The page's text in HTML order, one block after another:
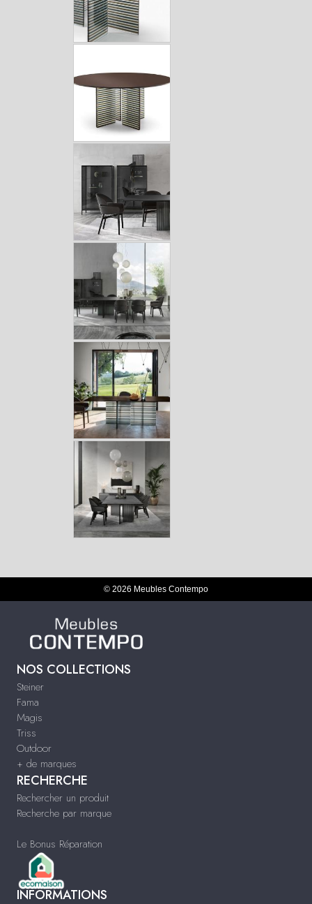
© 2026 Meubles Contempo
NOS COLLECTIONS
Steiner
Fama
Magis
Triss
Outdoor
+ de marques
RECHERCHE
Rechercher un produit
Recherche par marque
Le Bonus Réparation
INFORMATIONS